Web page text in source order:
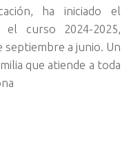
ha iniciado el
el curso 2024-2025,
a junio. Un
que atiende a toda